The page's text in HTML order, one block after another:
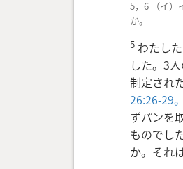
5，6 （イ）
か。
5 わたし
した。3
制定され
26:26-29
ずパンを
ものでし
か。それ